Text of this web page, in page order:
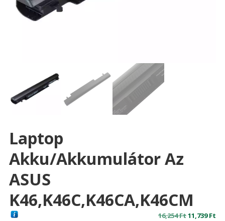
Laptop
Akku/akkumulátor Az
ASUS
K46,K46C,K46CA,K46CM
16,254FtOriginal
11,739Ft